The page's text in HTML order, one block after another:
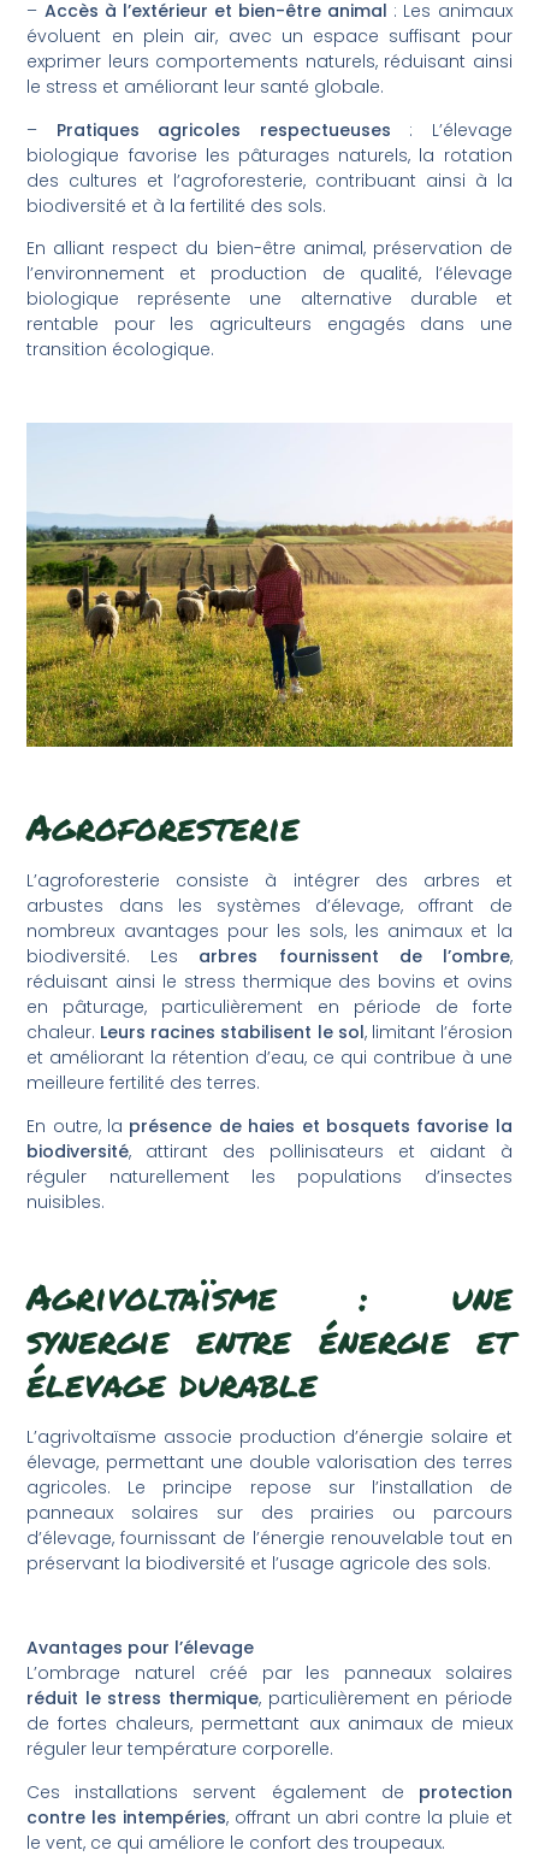
– Accès à l’extérieur et bien-être animal : Les animaux
évoluent en plein air, avec un espace suffisant pour
exprimer leurs comportements naturels, réduisant ainsi
le stress et améliorant leur santé globale.
– Pratiques agricoles respectueuses : L’élevage
biologique favorise les pâturages naturels, la rotation
des cultures et l’agroforesterie, contribuant ainsi à la
biodiversité et à la fertilité des sols.
En alliant respect du bien-être animal, préservation de
l’environnement et production de qualité, l’élevage
biologique représente une alternative durable et
rentable pour les agriculteurs engagés dans une
transition écologique.
Agroforesterie
L’agroforesterie consiste à intégrer des arbres et
arbustes dans les systèmes d’élevage, offrant de
nombreux avantages pour les sols, les animaux et la
biodiversité. Les arbres fournissent de l’ombre,
réduisant ainsi le stress thermique des bovins et ovins
en pâturage, particulièrement en période de forte
chaleur. Leurs racines stabilisent le sol, limitant l’érosion
et améliorant la rétention d’eau, ce qui contribue à une
meilleure fertilité des terres.
En outre, la présence de haies et bosquets favorise la
biodiversité, attirant des pollinisateurs et aidant à
réguler naturellement les populations d’insectes
nuisibles.
Agrivoltaïsme : une
synergie entre énergie et
élevage durable
L’agrivoltaïsme associe production d’énergie solaire et
élevage, permettant une double valorisation des terres
agricoles. Le principe repose sur l’installation de
panneaux solaires sur des prairies ou parcours
d’élevage, fournissant de l’énergie renouvelable tout en
préservant la biodiversité et l’usage agricole des sols.
Avantages pour l’élevage
L’ombrage naturel créé par les panneaux solaires
réduit le stress thermique, particulièrement en période
de fortes chaleurs, permettant aux animaux de mieux
réguler leur température corporelle.
Ces installations servent également de protection
contre les intempéries, offrant un abri contre la pluie et
le vent, ce qui améliore le confort des troupeaux.